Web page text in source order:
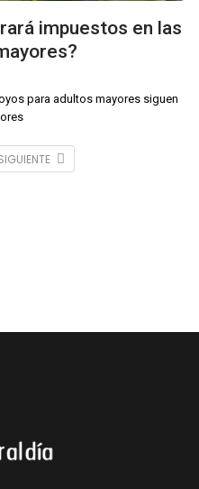
impuestos en las
para adultos mayores siguen